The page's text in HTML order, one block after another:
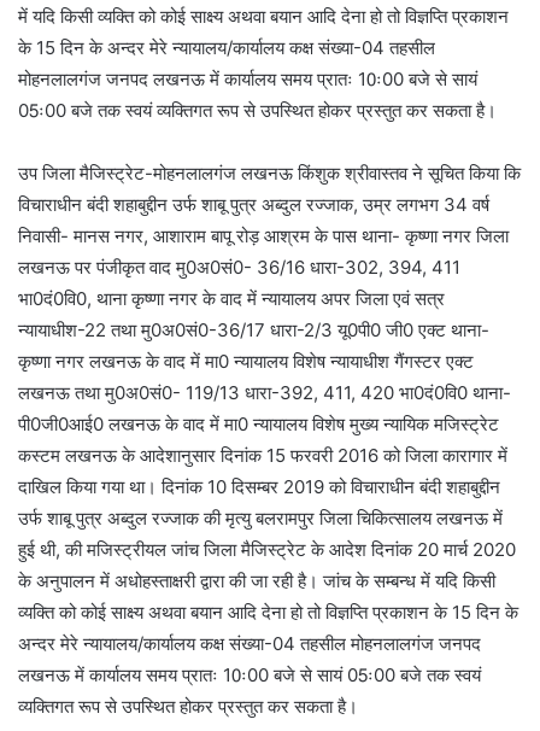
में यदि किसी व्यक्ति को कोई साक्ष्य अथवा बयान आदि देना हो तो विज्ञप्ति प्रकाशन
के 15 दिन के अन्दर मेरे न्यायालय/कार्यालय कक्ष संख्या-04 तहसील
मोहनलालगंज जनपद लखनऊ में कार्यालय समय प्रातः 10ः00 बजे से सायं
05ः00 बजे तक स्वयं व्यक्तिगत रूप से उपस्थित होकर प्रस्तुत कर सकता है।
उप जिला मैजिस्ट्रेट-मोहनलालगंज लखनऊ किंशुक श्रीवास्तव ने सूचित किया कि
विचाराधीन बंदी शहाबुद्दीन उर्फ शाबू पुत्र अब्दुल रज्जाक, उम्र लगभग 34 वर्ष
निवासी- मानस नगर, आशाराम बापू रोड़ आश्रम के पास थाना- कृष्णा नगर जिला
लखनऊ पर पंजीकृत वाद मु0अ0सं0- 36/16 धारा-302, 394, 411
भा0दं0वि0, थाना कृष्णा नगर के वाद में न्यायालय अपर जिला एवं सत्र
न्यायाधीश-22 तथा मु0अ0सं0-36/17 धारा-2/3 यू0पी0 जी0 एक्ट थाना-
कृष्णा नगर लखनऊ के वाद में मा0 न्यायालय विशेष न्यायाधीश गैंगस्टर एक्ट
लखनऊ तथा मु0अ0सं0- 119/13 धारा-392, 411, 420 भा0दं0वि0 थाना-
पी0जी0आई0 लखनऊ के वाद में मा0 न्यायालय विशेष मुख्य न्यायिक मजिस्ट्रेट
कस्टम लखनऊ के आदेशानुसार दिनांक 15 फरवरी 2016 को जिला कारागार में
दाखिल किया गया था। दिनांक 10 दिसम्बर 2019 को विचाराधीन बंदी शहाबुद्दीन
उर्फ शाबू पुत्र अब्दुल रज्जाक की मृत्यु बलरामपुर जिला चिकित्सालय लखनऊ में
हुई थी, की मजिस्ट्रीयल जांच जिला मैजिस्ट्रेट के आदेश दिनांक 20 मार्च 2020
के अनुपालन में अधोहस्ताक्षरी द्वारा की जा रही है। जांच के सम्बन्ध में यदि किसी
व्यक्ति को कोई साक्ष्य अथवा बयान आदि देना हो तो विज्ञप्ति प्रकाशन के 15 दिन के
अन्दर मेरे न्यायालय/कार्यालय कक्ष संख्या-04 तहसील मोहनलालगंज जनपद
लखनऊ में कार्यालय समय प्रातः 10ः00 बजे से सायं 05ः00 बजे तक स्वयं
व्यक्तिगत रूप से उपस्थित होकर प्रस्तुत कर सकता है।